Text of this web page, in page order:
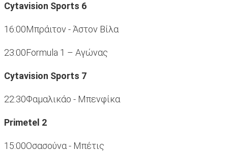
Cytavision Sports 6
16:00Μπράιτον - Άστον Βίλα
23:00Formula 1 – Aγώνας
Cytavision Sports 7
22:30Φαμαλικάο - Μπενφίκα
Primetel 2
15:00Οσασούνα - Μπέτις